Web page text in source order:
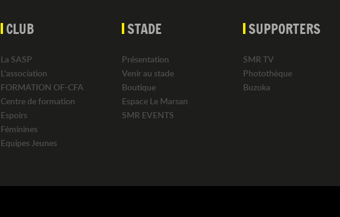
CLUB
La SASP
L'association
FORMATION OF-CFA
Centre de formation
Espoirs
Féminines
Equipes Jeunes
STADE
Présentation
Venir au stade
Boutique
Espace Le Marsan
SMR EVENTS
SUPPORTERS
SMR TV
Photothèque
Buzoka